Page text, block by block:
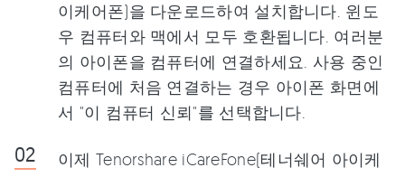
이케어폰)을 다운로드하여 설치합니다. 윈도
우 컴퓨터와 맥에서 모두 호환됩니다. 여러분
의 아이폰을 컴퓨터에 연결하세요. 사용 중인
컴퓨터에 처음 연결하는 경우 아이폰 화면에
서 "이 컴퓨터 신뢰"를 선택합니다.
이제 Tenorshare iCareFone(테너쉐어 아이케